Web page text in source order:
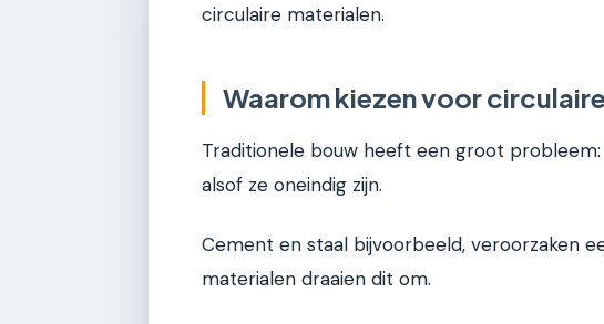
circulaire materialen.
Waarom kiezen voor
Traditionele bouw heeft een groot
alsof ze oneindig zijn.
Cement en staal bijvoorbeeld, veroorzaken
materialen draaien dit om.